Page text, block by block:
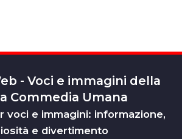
- Voci e immagini della
Commedia Umana
voci e immagini: informazione,
e divertimento